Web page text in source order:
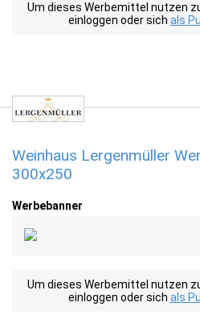
Um dieses Werbemittel nutzen
einloggen oder sich als
Weinhaus Lergenmüller
300x250
Werbebanner
Um dieses Werbemittel nutzen
einloggen oder sich als